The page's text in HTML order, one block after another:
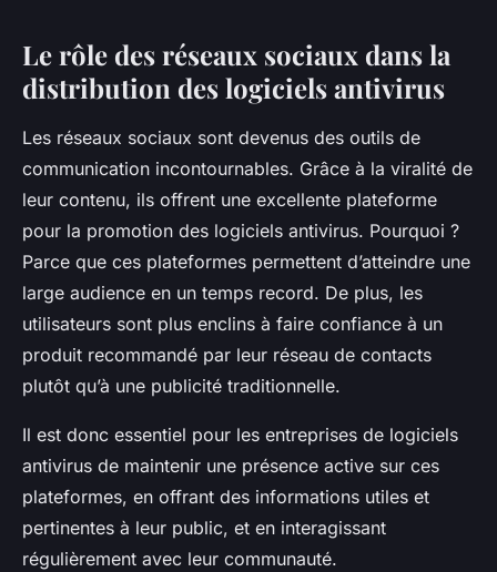
Le rôle des réseaux sociaux dans la
distribution des logiciels antivirus
Les réseaux sociaux sont devenus des outils de
communication incontournables. Grâce à la viralité de
leur contenu, ils offrent une excellente plateforme
pour la promotion des logiciels antivirus. Pourquoi ?
Parce que ces plateformes permettent d’atteindre une
large audience en un temps record. De plus, les
utilisateurs sont plus enclins à faire confiance à un
produit recommandé par leur réseau de contacts
plutôt qu’à une publicité traditionnelle.
Il est donc essentiel pour les entreprises de logiciels
antivirus de maintenir une présence active sur ces
plateformes, en offrant des informations utiles et
pertinentes à leur public, et en interagissant
régulièrement avec leur communauté.